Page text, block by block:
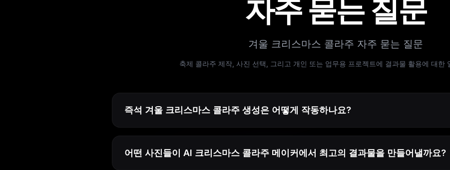
자주 묻는 질문
겨울 크리스마스 콜라주 자주 묻는 질문
축제 콜라주 제작, 사진 선택, 그리고 개인 또는 업무용 프로젝트에 결과물 활용에 대한
즉석 겨울 크리스마스 콜라주 생성은 어떻게 작동하나요?
어떤 사진들이 AI 크리스마스 콜라주 메이커에서 최고의 결과물을 만들어낼까요?